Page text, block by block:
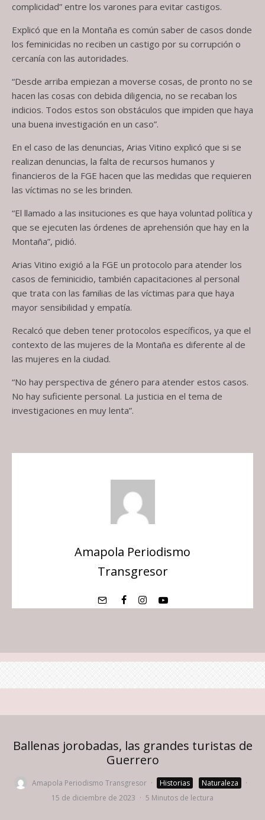
complicidad” entre los varones para evitar castigos.
Explicó que en la Montaña es común saber de casos donde
los feminicidas no reciben un castigo por su corrupción o
cercanía con las autoridades.
“Desde arriba empiezan a moverse cosas, de pronto no se
hacen las cosas con debida diligencia, no se recaban los
indicios. Todos estos son obstáculos que impiden que haya
una buena investigación en un caso”.
En el caso de las denuncias, Arias Vitino explicó que si se
realizan denuncias, la falta de recursos humanos y
financieros de la FGE hacen que las medidas que requieren
las víctimas no se les brinden.
“El llamado a las insituciones es que haya voluntad política y
que se ejecuten las órdenes de aprehensión que hay en la
Montaña”, pidió.
Arias Vitino exigió a la FGE un protocolo para atender los
casos de feminicidio, también capacitaciones al personal
que trata con las familias de las víctimas para que haya
mayor sensibilidad y empatía.
Recalcó que deben tener protocolos específicos, ya que el
contexto de las mujeres de la Montaña es diferente al de
las mujeres en la ciudad.
“No hay perspectiva de género para atender estos casos.
No hay suficiente personal. La justicia en el tema de
investigaciones en muy lenta”.
Amapola Periodismo
Transgresor
Ballenas jorobadas, las grandes turistas de
Guerrero
Amapola Periodismo Transgresor · Historias Naturaleza
·
15 de diciembre de 2023 · 5 Minutos de lectura